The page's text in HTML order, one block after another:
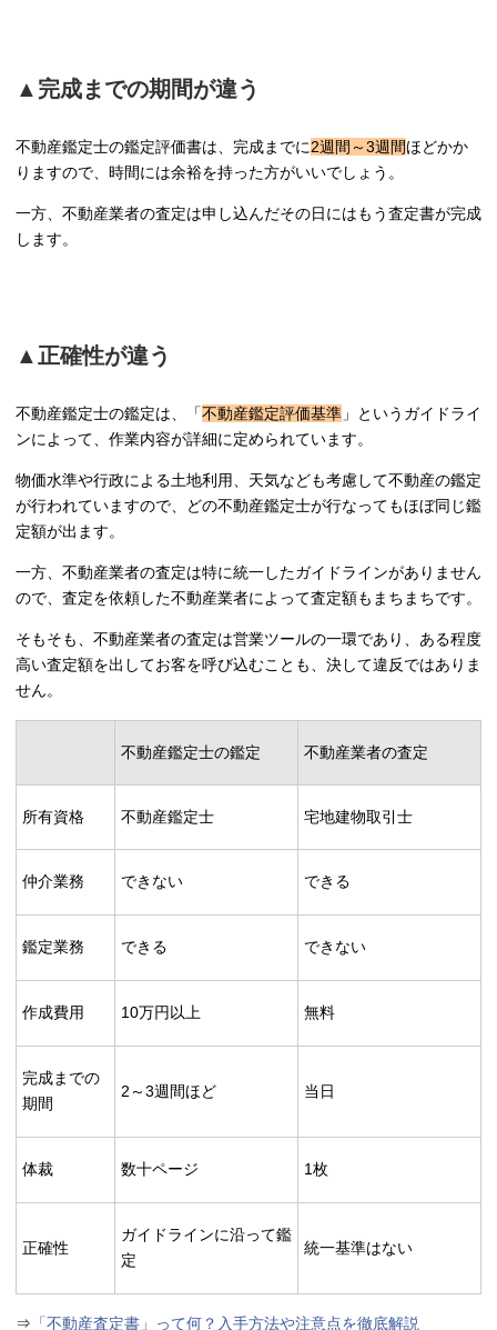
▲完成までの期間が違う
不動産鑑定士の鑑定評価書は、完成までに2週間～3週間ほどかか
りますので、時間には余裕を持った方がいいでしょう。
一方、不動産業者の査定は申し込んだその日にはもう査定書が完成
します。
▲正確性が違う
不動産鑑定士の鑑定は、「不動産鑑定評価基準 」というガイドライ
ンによって、作業内容が詳細に定められています。
物価水準や行政による土地利用、天気なども考慮して不動産の鑑定
が行われていますので、どの不動産鑑定士が行なってもほぼ同じ鑑
定額が出ます。
一方、不動産業者の査定は特に統一したガイドラインがありません
ので、査定を依頼した不動産業者によって査定額もまちまちです。
そもそも、不動産業者の査定は営業ツールの一環であり、ある程度
高い査定額を出してお客を呼び込むことも、決して違反ではありま
せん。
不動産鑑定士の鑑定 不動産業者の査定
所有資格 不動産鑑定士 宅地建物取引士
仲介業務 できない できる
鑑定業務 できる できない
作成費用 10万円以上 無料
完成までの
期間
2～3週間ほど 当日
体裁 数十ページ 1枚
正確性
ガイドラインに沿って鑑
定
統一基準はない
⇒ 「不動産査定書」って何？入手方法や注意点を徹底解説